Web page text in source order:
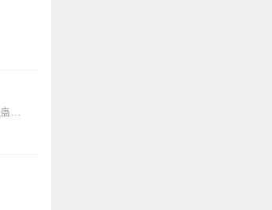
内容简介【黑暗文反派流封神之作】人是万物之灵，蛊是天地真精。一个穿越者不断重生的故事。一个养蛊、炼蛊、用蛊的奇特世界。配音组（男角色）老宝玉旁白...